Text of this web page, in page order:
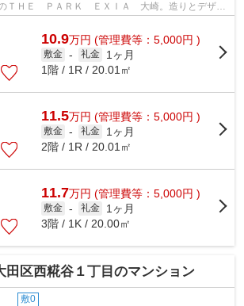
のＴＨＥ ＰＡＲＫ ＥＸＩＡ 大崎。造りとデザイ
て情報を提供...
10.9万円 (管理費等：5,000円 )
敷金 - 礼金
1ヶ月
1階 / 1R / 20.01㎡
11.5万円 (管理費等：5,000円 )
敷金 - 礼金
1ヶ月
2階 / 1R / 20.01㎡
11.7万円 (管理費等：5,000円 )
敷金 - 礼金
1ヶ月
3階 / 1K / 20.00㎡
田区西糀谷１丁目のマンション
敷0